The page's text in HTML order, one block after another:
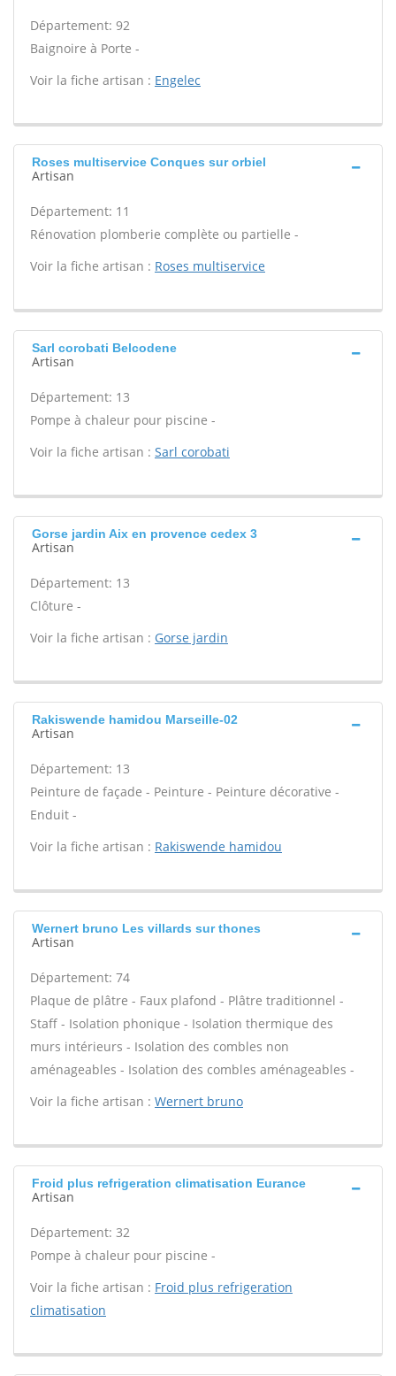
Département: 92
Baignoire à Porte -
Voir la fiche artisan : Engelec
Roses multiservice Conques sur orbiel
Artisan
Département: 11
Rénovation plomberie complète ou partielle -
Voir la fiche artisan : Roses multiservice
Sarl corobati Belcodene
Artisan
Département: 13
Pompe à chaleur pour piscine -
Voir la fiche artisan : Sarl corobati
Gorse jardin Aix en provence cedex 3
Artisan
Département: 13
Clôture -
Voir la fiche artisan : Gorse jardin
Rakiswende hamidou Marseille-02
Artisan
Département: 13
Peinture de façade - Peinture - Peinture décorative -
Enduit -
Voir la fiche artisan : Rakiswende hamidou
Wernert bruno Les villards sur thones
Artisan
Département: 74
Plaque de plâtre - Faux plafond - Plâtre traditionnel -
Staff - Isolation phonique - Isolation thermique des
murs intérieurs - Isolation des combles non
aménageables - Isolation des combles aménageables -
Voir la fiche artisan : Wernert bruno
Froid plus refrigeration climatisation Eurance
Artisan
Département: 32
Pompe à chaleur pour piscine -
Voir la fiche artisan : Froid plus refrigeration
climatisation